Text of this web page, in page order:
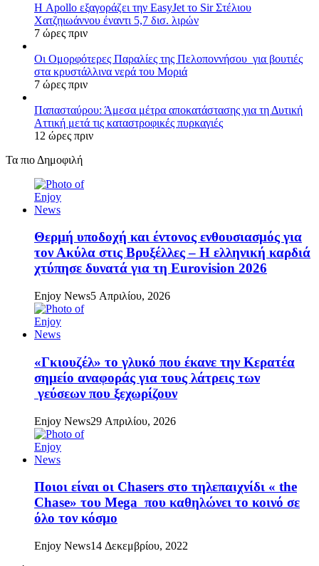
Η Apollo εξαγοράζει την EasyJet το Sir Στέλιου
Χατζηιωάννου έναντι 5,7 δισ. λιρών
7 ώρες πριν
Οι Ομορφότερες Παραλίες της Πελοποννήσου για βουτιές
στα κρυστάλλινα νερά του Μοριά
7 ώρες πριν
Παπασταύρου: Άμεσα μέτρα αποκατάστασης για τη Δυτική
Αττική μετά τις καταστροφικές πυρκαγιές
12 ώρες πριν
Τα πιο Δημοφιλή
Θερμή υποδοχή και έντονος ενθουσιασμός για
τον Ακύλα στις Βρυξέλλες – Η ελληνική καρδιά
χτύπησε δυνατά για τη Eurovision 2026
Enjoy News5 Απριλίου, 2026
«Γκιουζέλ» το γλυκό που έκανε την Κερατέα
σημείο αναφοράς για τους λάτρεις των
γεύσεων που ξεχωρίζουν
Enjoy News29 Απριλίου, 2026
Ποιοι είναι οι Chasers στο τηλεπαιχνίδι « the
Chase» του Mega που καθηλώνει το κοινό σε
όλο τον κόσμο
Enjoy News14 Δεκεμβρίου, 2022